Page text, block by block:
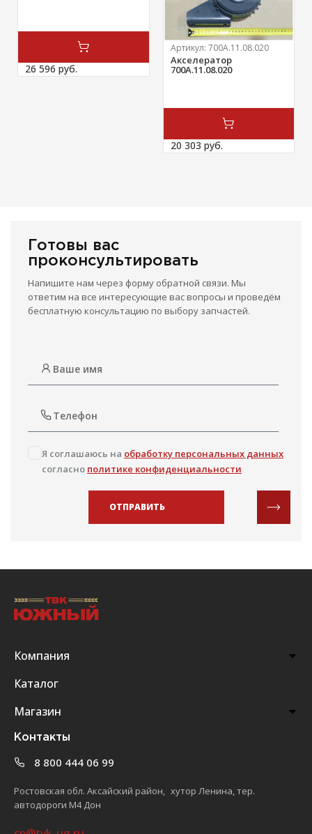
26 596 руб.
Артикул: 700А.11.08.020
Акселератор
700А.11.08.020
20 303 руб.
Готовы вас
проконсультировать
Напишите нам через форму обратной связи. Мы
ответим на все интересующие вас вопросы и проведём
бесплатную консультацию по выбору запчастей.
Я соглашаюсь на обработку персональных данных
согласно политике конфиденциальности
ОТПРАВИТЬ
Компания
Каталог
Магазин
Контакты
8 800 444 06 99
Ростовская обл. Аксайский район, хутор Ленина, тер.
автодороги М4 Дон